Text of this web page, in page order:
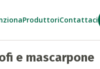
ProduttoriContattaci
e mascarpone